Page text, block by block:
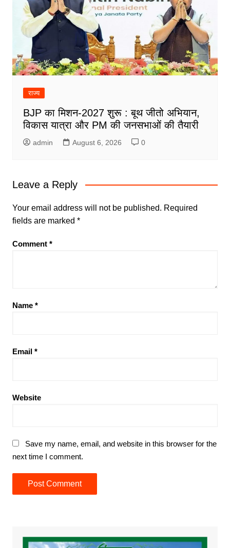
राज्य
BJP का मिशन-2027 शुरू : बूथ जीतो अभियान,
विकास यात्रा और PM की जनसभाओं की तैयारी
admin August 6, 2026 0
Leave a Reply
Your email address will not be published. Required
fields are marked *
Comment *
Name *
Email *
Website
Save my name, email, and website in this browser for the
next time I comment.